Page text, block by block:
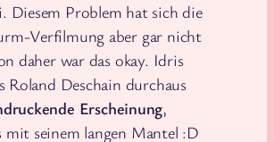
Diesem Problem hat sich die
Verfilmung aber gar nicht
daher war das okay. Idris
Roland Deschain durchaus
Erscheinung,
mit seinem langen Mantel :D